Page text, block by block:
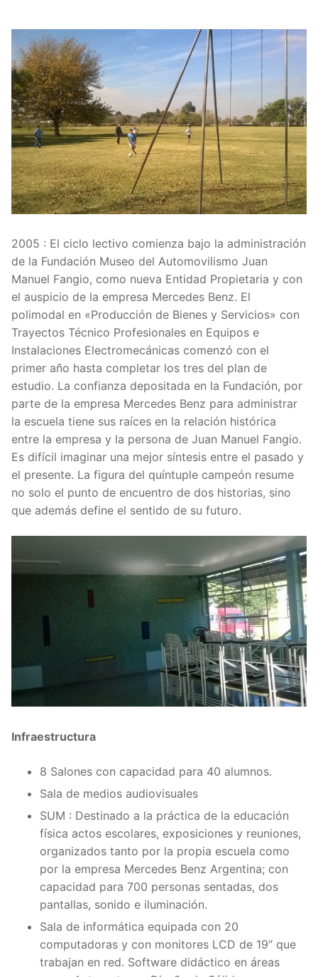
2005 : El ciclo lectivo comienza bajo la administración
de la Fundación Museo del Automovilismo Juan
Manuel Fangio, como nueva Entidad Propietaria y con
el auspicio de la empresa Mercedes Benz. El
polimodal en «Producción de Bienes y Servicios» con
Trayectos Técnico Profesionales en Equipos e
Instalaciones Electromecánicas comenzó con el
primer año hasta completar los tres del plan de
estudio. La confianza depositada en la Fundación, por
parte de la empresa Mercedes Benz para administrar
la escuela tiene sus raíces en la relación histórica
entre la empresa y la persona de Juan Manuel Fangio.
Es difícil imaginar una mejor síntesis entre el pasado y
el presente. La figura del quíntuple campeón resume
no solo el punto de encuentro de dos historias, sino
que además define el sentido de su futuro.
Infraestructura
8 Salones con capacidad para 40 alumnos.
Sala de medios audiovisuales
SUM : Destinado a la práctica de la educación
física actos escolares, exposiciones y reuniones,
organizados tanto por la propia escuela como
por la empresa Mercedes Benz Argentina; con
capacidad para 700 personas sentadas, dos
pantallas, sonido e iluminación.
Sala de informática equipada con 20
computadoras y con monitores LCD de 19″ que
trabajan en red. Software didáctico en áreas